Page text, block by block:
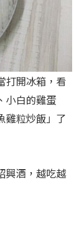
打開冰箱，看
小白的雞蛋
雞粒炒飯」了
興酒，越吃越